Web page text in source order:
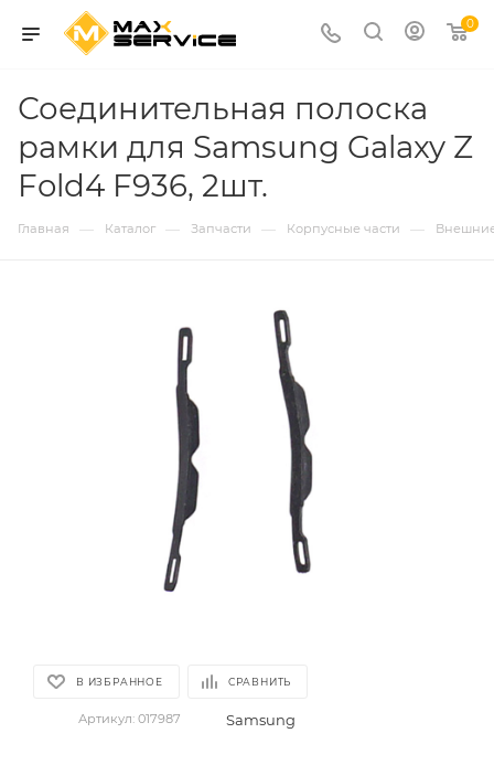
0
Соединительная полоска
рамки для Samsung Galaxy Z
Fold4 F936, 2шт.
Главная — Каталог — Запчасти — Корпусные части —
В ИЗБРАННОЕ СРАВНИТЬ
Артикул: 017987 Samsung